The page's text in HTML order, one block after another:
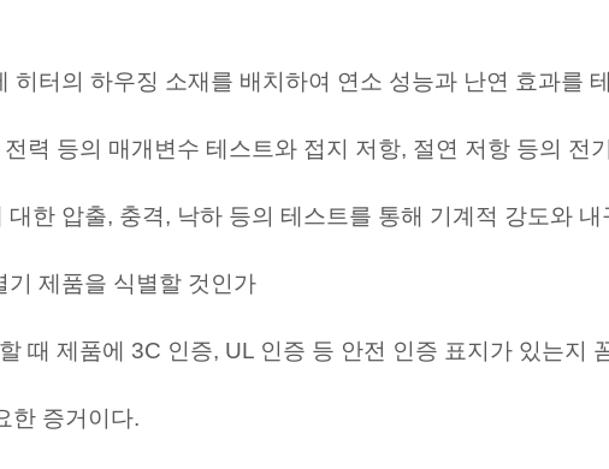
히터의 하우징 소재를 배치하여 연소 성능과 난연 효과를
력 등의 매개변수 테스트와 접지 저항, 절연 저항 등의 전
한 압출, 충격, 낙하 등의 테스트를 통해 기계적 강도와
제품을 식별할 것인가
때 제품에 3C 인증, UL 인증 등 안전 인증 표지가 있는지
한 증거이다.